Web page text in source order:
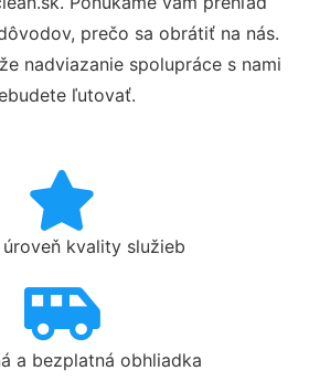
prečo sa obrátiť na nás.
nadviazanie spolupráce s nami
ľutovať.
kvality služieb
a bezplatná obhliadka